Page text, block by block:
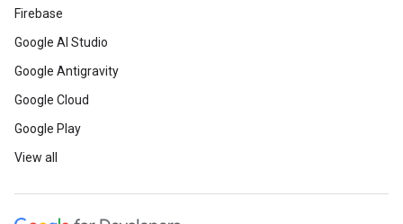
Firebase
Google AI Studio
Google Antigravity
Google Cloud
Google Play
View all